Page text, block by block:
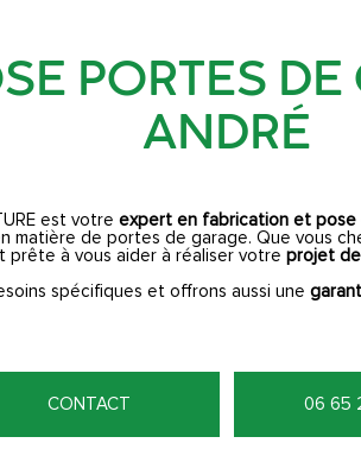
PORTES
ANDRÉ
est votre expert en fabrication et
de portes de garage. Que vous
à vous aider à réaliser votre projet
spécifiques et offrons aussi une
CONTACT 06 65